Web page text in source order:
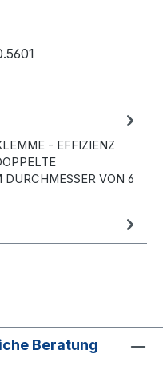
- EFFIZIENZ
VON 6
Beratung